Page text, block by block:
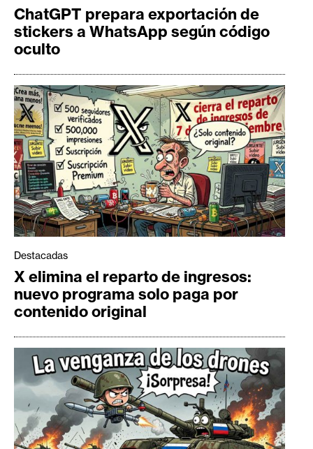
ChatGPT prepara exportación de
stickers a WhatsApp según código
oculto
Destacadas
X elimina el reparto de ingresos:
nuevo programa solo paga por
contenido original